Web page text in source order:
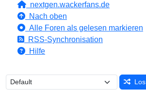
nextgen.wackerfans.de
Nach oben
Alle Foren als gelesen markieren
RSS-Synchronisation
Hilfe
Los